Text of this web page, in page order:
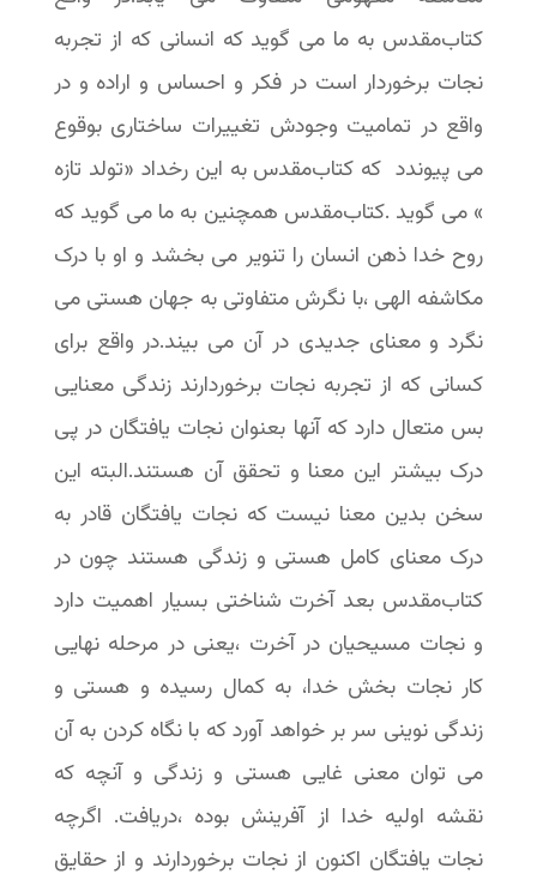
کتاب‌مقدس به ما می گوید که انسانی که از تجربه
نجات برخوردار است در فکر و احساس و اراده و در
واقع در تمامیت وجودش تغییرات ساختاری بوقوع
می پیوندد که کتاب‌مقدس به این رخداد «تولد تازه
» می گوید .کتاب‌مقدس همچنین به ما می گوید که
روح خدا ذهن انسان را تنویر می بخشد و او با درک
مکاشفه الهی ،با نگرش متفاوتی به جهان هستی می
نگرد و معنای جدیدی در آن می بیند.در واقع برای
کسانی که از تجربه نجات برخوردارند زندگی معنایی
بس متعال دارد که آنها بعنوان نجات یافتگان در پی
درک بیشتر این معنا و تحقق آن هستند.البته این
سخن بدین معنا نیست که نجات یافتگان قادر به
درک معنای کامل هستی و زندگی هستند چون در
کتاب‌مقدس بعد آخرت شناختی بسیار اهمیت دارد
و نجات مسیحیان در آخرت ،یعنی در مرحله نهایی
کار نجات بخش خدا، به کمال رسیده و هستی و
زندگی نوینی سر بر خواهد آورد که با نگاه کردن به آن
می توان معنی غایی هستی و زندگی و آنچه که
نقشه اولیه خدا از آفرینش بوده ،دریافت. اگرچه
نجات یافتگان اکنون از نجات برخوردارند و از حقایق